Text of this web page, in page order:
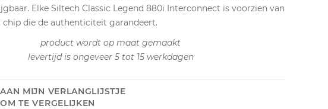
Elke Siltech Classic Legend 880i Interconnect is voorzien van
chip die de authenticiteit garandeert.
product wordt op maat gemaakt
levertijd is ongeveer 5 tot 15 werkdagen
MIJN VERLANGLIJSTJE
TE VERGELIJKEN